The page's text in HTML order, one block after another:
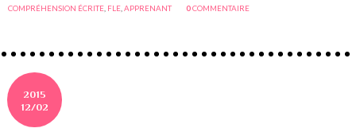
COMPRÉHENSION ÉCRITE FLE ,APPRENANT 0COMMENTAIRE
2015
12/02